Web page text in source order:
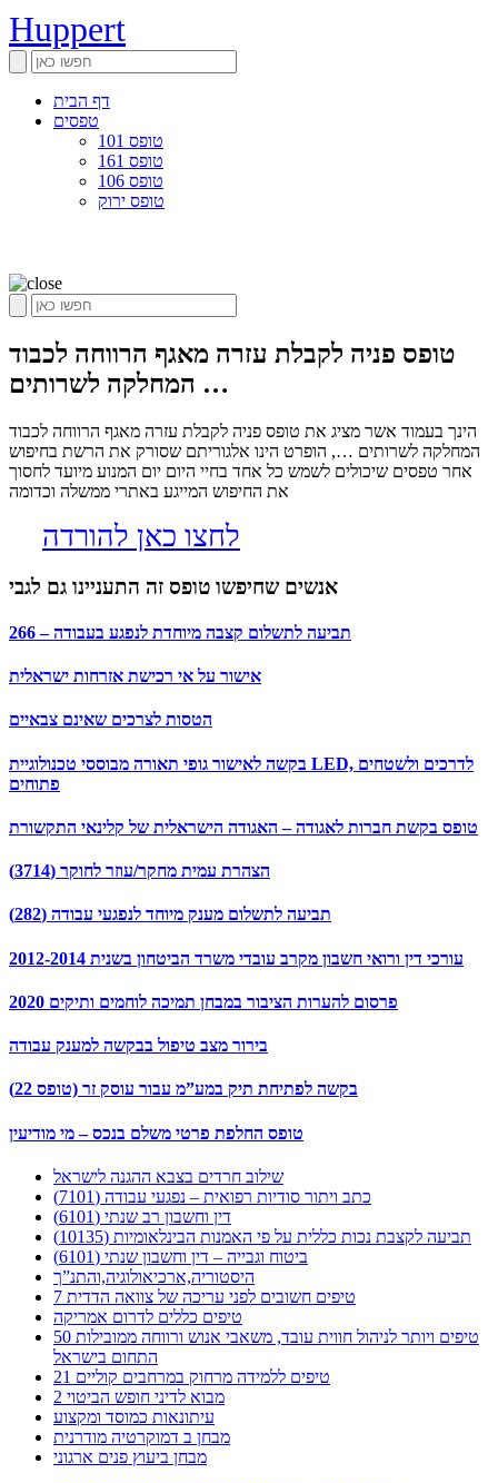
Huppert
דף הבית
טפסים
טופס 101
טופס 161
טופס 106
טופס ירוק
טופס פניה לקבלת עזרה מאגף הרווחה לכבוד
המחלקה לשרותים …
הינך בעמוד אשר מציג את טופס פניה לקבלת עזרה מאגף הרווחה לכבוד
המחלקה לשרותים …, הופרט הינו אלגוריתם שסורק את הרשת בחיפוש
אחר טפסים שיכולים לשמש כל אחד בחיי היום יום המנוע מיועד לחסוך
את החיפוש המייגע באתרי ממשלה וכדומה
לחצו כאן להורדה
אנשים שחיפשו טופס זה התעניינו גם לגבי
266 – תביעה לתשלום קצבה מיוחדת לנפגע בעבודה
אישור על אי רכישת אזרחות ישראלית
הטסות לצרכים שאינם צבאיים
בקשה לאישור גופי תאורה מבוססי טכנולוגיית LED, לדרכים ולשטחים
פתוחים
טופס בקשת חברות לאגודה – האגודה הישראלית של קלינאי התקשורת
הצהרת עמית מחקר/עוזר לחוקר (3714)
תביעה לתשלום מענק מיוחד לנפגעי עבודה (282)
עורכי דין ורואי חשבון מקרב עובדי משרד הביטחון בשנית 2012-2014
פרסום להערות הציבור במבחן תמיכה לוחמים ותיקים 2020
בירור מצב טיפול בבקשה למענק עבודה
בקשה לפתיחת תיק במע”מ עבור עוסק זר (טופס 22)
טופס החלפת פרטי משלם בנכס – מי מודיעין
שילוב חרדים בצבא ההגנה לישראל
כתב ויתור סודיות רפואית – נפגעי עבודה (7101)
דין וחשבון רב שנתי (6101)
תביעה לקצבת נכות כללית על פי האמנות הבינלאומיות (10135)
ביטוח וגבייה – דין וחשבון שנתי (6101)
היסטוריה,ארכיאולוגיה,והתנ”ך
7 טיפים חשובים לפני עריכה של צוואה הדדית
טיפים כללים לדרום אמריקה
50 טיפים ויותר לניהול חווית עובד, משאבי אנוש ורווחה ממובילות
התחום בישראל
21 טיפים ללמידה מרחוק במרחבים קוליים
מבוא לדיני חופש הביטוי 2
עיתונאות כמוסד ומקצוע
מבחן ב דמוקרטיה מודרנית
מבחן ביעוץ פנים ארגוני